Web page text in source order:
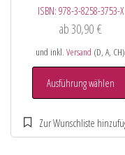
ISBN: 978-3-8258-3753-X
ab30,90€
und inkl.Versand (D, A, CH)
Ausführung wählen